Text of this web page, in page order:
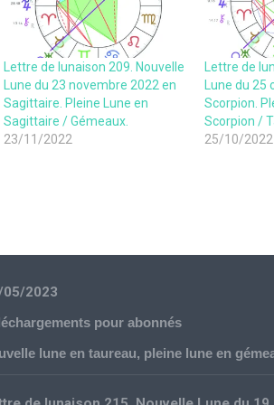
Lettre de lunaison 209. Nouvelle
Lune du 23 novembre 2022 en
Sagittaire. Pleine Lune en
Sagittaire / Gémeaux.
23/11/2022
Lettre de
Lune du
Scorpion.
Scorpion /
25/10/2022
05/2023
pour abonnés
lune en taureau, pleine lune en